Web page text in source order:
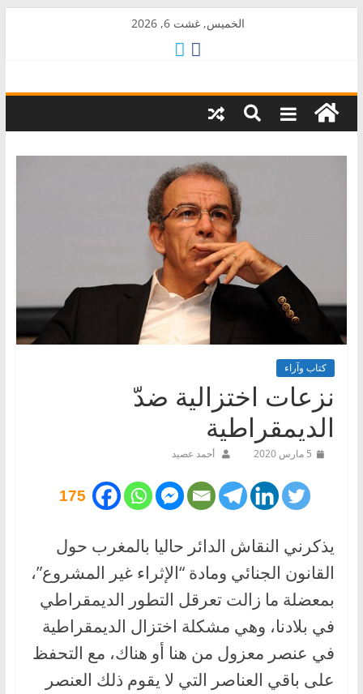
الخميس, غشت 6, 2026
AkalPress
منبر
كتاب وآراء
نزعات اختزالية ضدّ
الديمقراطية
5 مارس 2020 أحمد عصيد
175
يذكرني النقاش الدائر حاليا بالمغرب حول
القانون الجنائي ومادة “الإثراء غير المشروع”،
بمعضلة ما زالت تعرقل التطور الديمقراطي
في بلادنا، وهي مشكلة اختزال الديمقراطية
في عنصر معزول من هنا أو هناك، مع التحفظ
على باقي العناصر التي لا يقوم ذلك العنصر